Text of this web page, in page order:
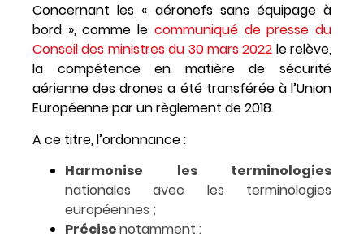
Concernant les « aéronefs sans équipage à
bord », comme le communiqué de presse du
Conseil des ministres du 30 mars 2022 le relève,
la compétence en matière de sécurité
aérienne des drones a été transférée à l’Union
Européenne par un règlement de 2018.
A ce titre, l’ordonnance :
Harmonise les terminologies
nationales avec les terminologies
européennes ;
Précisenotamment :